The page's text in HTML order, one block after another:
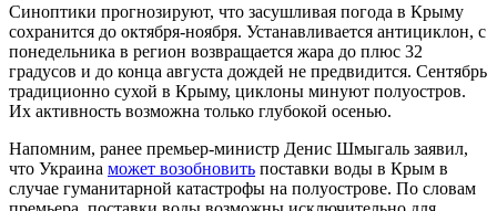
Синоптики прогнозируют, что засушливая погода в Крыму
сохранится до октября-ноября. Устанавливается антициклон, с
понедельника в регион возвращается жара до плюс 32
градусов и до конца августа дождей не предвидится. Сентябрь
традиционно сухой в Крыму, циклоны минуют полуостров.
Их активность возможна только глубокой осенью.
Напомним, ранее премьер-министр Денис Шмыгаль заявил,
что Украина может возобновить поставки воды в Крым в
случае гуманитарной катастрофы на полуострове. По словам